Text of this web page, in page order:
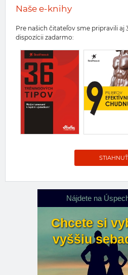
Naše e-knihy
Pre našich čitateľov sme pripravili aj
dispozícii zadarmo:
STIAHNUŤ